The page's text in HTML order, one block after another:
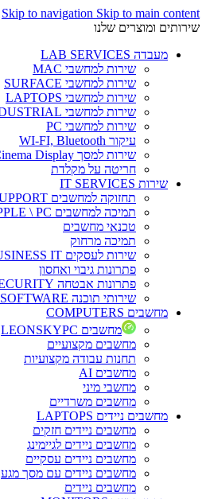
Skip to navigation Skip to main content
שירותים ומוצרים שלנו
מעבדה LAB SERVICES
שירות למחשבי MAC
שירות למחשבי SURFACE
שירות למחשבי LAPTOPS
שירות למחשבי INDUSTRIAL
שירות למחשבי PC
עיקור WI-FI, Bluetooth
שירות למסך Cinema Display
חריטה על מקלדת
שירות IT SERVICES
תחזוקה למחשבים SUPPORT
תמיכה למחשבים APPLE \ PC
טכנאי מחשבים
תמיכה מרחוק
שירות לעסקים BUSINESS IT
פתרונות גיבוי ואחסון
פתרונות אבטחה SECURITY
שירותי תוכנה SOFTWARE
מחשבים COMPUTERS
מחשבים LEONSKYPC
מחשבים מקצועיים
תחנות עבודה מקצועיות
מחשבים AI
מחשבי מיני
מחשבים משרדיים
מחשבים ניידים LAPTOPS
מחשבים ניידים חזקים
מחשבים ניידים לגיימינג
מחשבים ניידים עסקיים
מחשבים ניידים עם מסך מגע
מחשבים ניידים